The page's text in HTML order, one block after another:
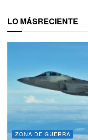
LO MÁSRECIENTE
ZONA DE GUERRA